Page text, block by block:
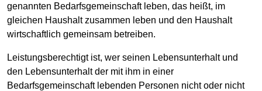
genannten Bedarfsgemeinschaft leben, das heißt, im
gleichen Haushalt zusammen leben und den Haushalt
wirtschaftlich gemeinsam betreiben.
Leistungsberechtigt ist, wer seinen Lebensunterhalt und
den Lebensunterhalt der mit ihm in einer
Bedarfsgemeinschaft lebenden Personen nicht oder nicht